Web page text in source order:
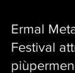
Ermal
Festival